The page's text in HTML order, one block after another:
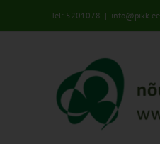
Tel: 5201078 | info@pikk.ee